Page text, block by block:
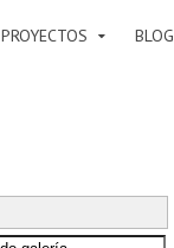
PROYECTOS BLOG